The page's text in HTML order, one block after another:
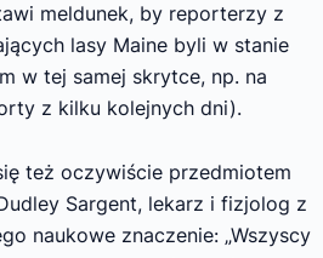
meldunek, by reporterzy z
lasy Maine byli w stanie
w tej samej skrytce, np. na
z kilku kolejnych dni).
też oczywiście przedmiotem
Sargent, lekarz i fizjolog z
naukowe znaczenie: „Wszyscy